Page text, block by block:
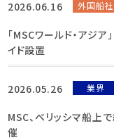
2026.06.16 外国船社
「MSCワールド・アジア
イド設置
2026.05.26 業界
MSC、ベリッシマ船上
催